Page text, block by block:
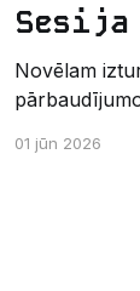
Novēlam
pārbaudījumos! 📝 Exam
final exams! ✍️ – Datorikas
01 jūn 2026